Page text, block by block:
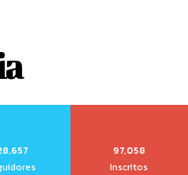
97,058
Inscritos